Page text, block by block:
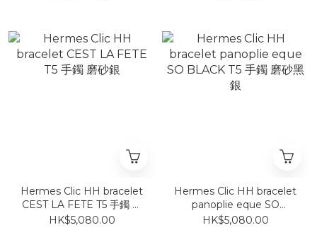
Hermes Clic HH bracelet
CEST LA FETE T5 手鐲 磨
砂銀
HK$5,080.00
Hermes Clic HH bracelet
panoplie eque SO
BLACK T5 手鐲 磨砂黑銀
HK$5,080.00